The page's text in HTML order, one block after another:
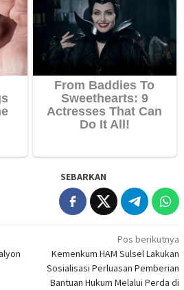
SEBARKAN
Pos berikutnya
Kemenkum HAM Sulsel Lakukan
Sosialisasi Perluasan Pemberian
Bantuan Hukum Melalui Perda di